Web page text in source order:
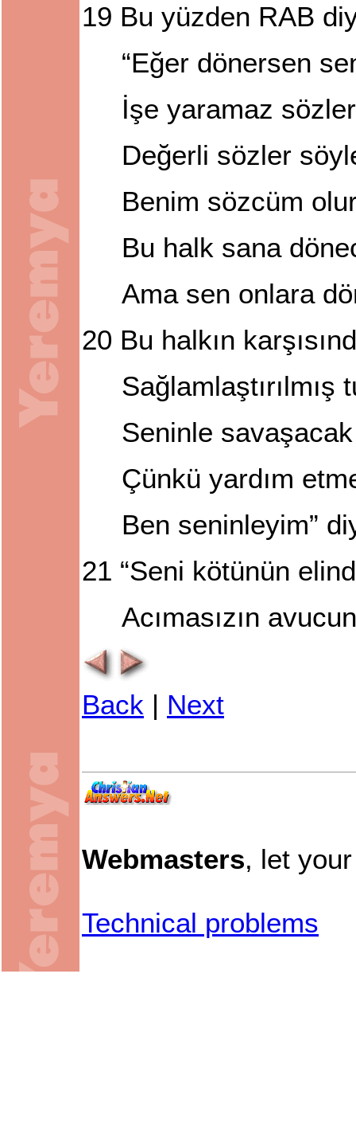
19 Bu yüzden RAB
“Eğer dönersen
İşe yaramaz
Değerli sözler
Benim sözcüm
Bu halk sana
Ama sen onlara
20 Bu halkın
Sağlamlaştırılmış
Seninle
Çünkü yardım
Ben seninleyim”
21 “Seni kötünün
Acımasızın
Back | Next
Webmasters, let
Technical problems